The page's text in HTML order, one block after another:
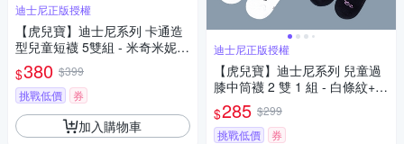
迪士尼正版授權
【虎兒寶】迪士尼系列 卡通造
型兒童短襪 5雙組 - 米奇米妮
黑 童襪 ( SM33204 )
$380 $399
挑戰低價
券
加入購物車
迪士尼正版授權
【虎兒寶】迪士尼系列 兒童過
膝中筒襪 2 雙 1 組 - 白條紋+黑
條紋 童襪 ( DSP3470)
$285 $299
挑戰低價
券